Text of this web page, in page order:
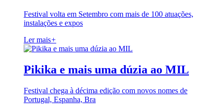
Festival volta em Setembro com mais de 100 atuações,
instalações e expos
Ler mais+
Pikika e mais uma dúzia ao MIL
Festival chega à décima edição com novos nomes de
Portugal, Espanha, Bra